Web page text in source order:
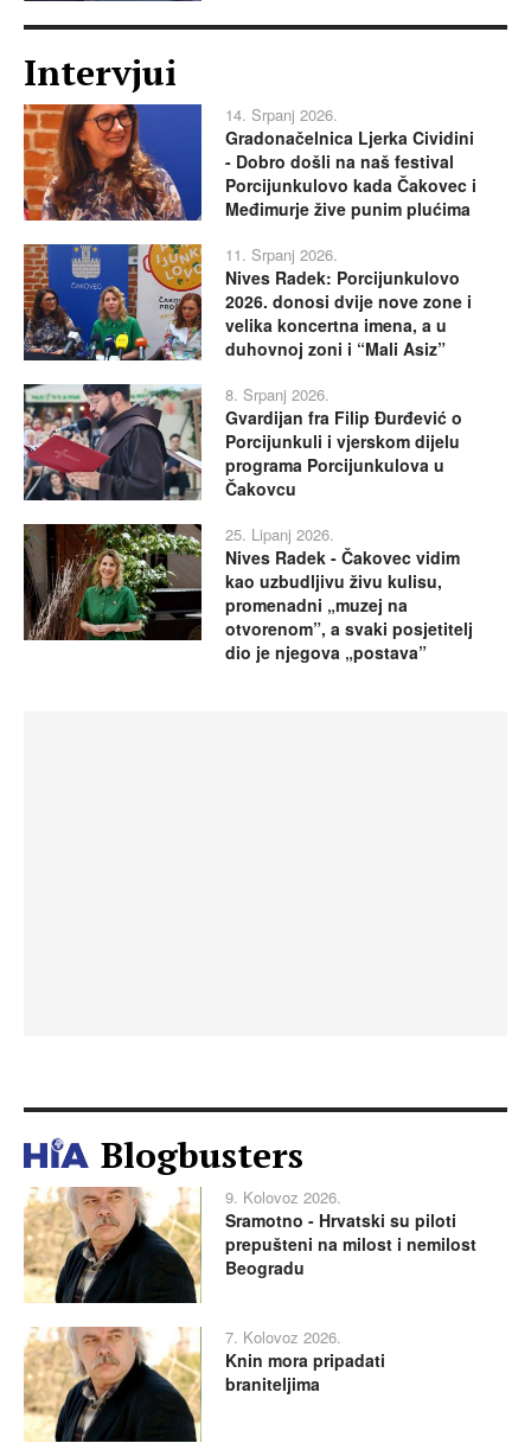
Intervjui
14. Srpanj 2026.
Gradonačelnica Ljerka Cividini
- Dobro došli na naš festival
Porcijunkulovo kada Čakovec i
Međimurje žive punim plućima
11. Srpanj 2026.
Nives Radek: Porcijunkulovo
2026. donosi dvije nove zone i
velika koncertna imena, a u
duhovnoj zoni i “Mali Asiz”
8. Srpanj 2026.
Gvardijan fra Filip Đurđević o
Porcijunkuli i vjerskom dijelu
programa Porcijunkulova u
Čakovcu
25. Lipanj 2026.
Nives Radek - Čakovec vidim
kao uzbudljivu živu kulisu,
promenadni „muzej na
otvorenom”, a svaki posjetitelj
dio je njegova „postava”
Blogbusters
9. Kolovoz 2026.
Sramotno - Hrvatski su piloti
prepušteni na milost i nemilost
Beogradu
7. Kolovoz 2026.
Knin mora pripadati
braniteljima